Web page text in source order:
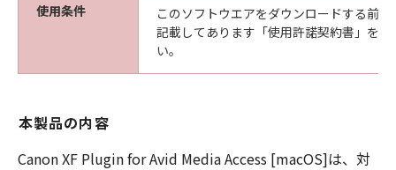
使用条件
このソフトウエアをダウンロードする前
記載してあります「使用許諾契約書」を
い。
本製品の内容
Canon XF Plugin for Avid Media Access [macOS]は、対